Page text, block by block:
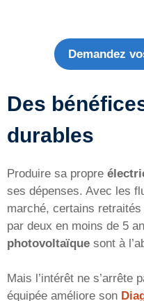
Demandez
Des
durables
Produire sa propre
ses dépenses. Avec les
marché, certains
par deux en moins de 5
photovoltaïque sont à
Mais l’intérêt ne s’arrête
équipée améliore son